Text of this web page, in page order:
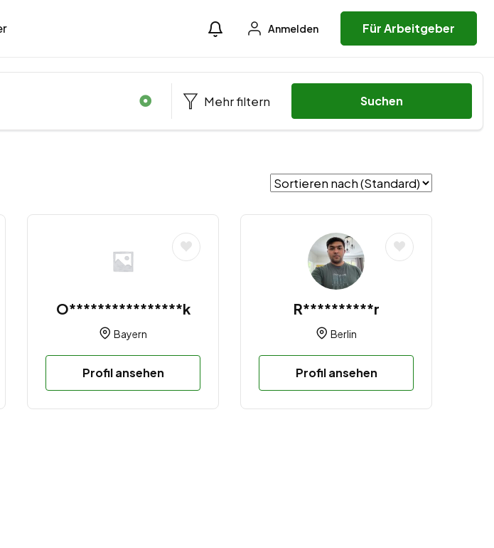
Anmelden Für Arbeitgeber
Mehr filtern Suchen
O****************k
Bayern
Profil ansehen
R**********r
Berlin
Profil ansehen